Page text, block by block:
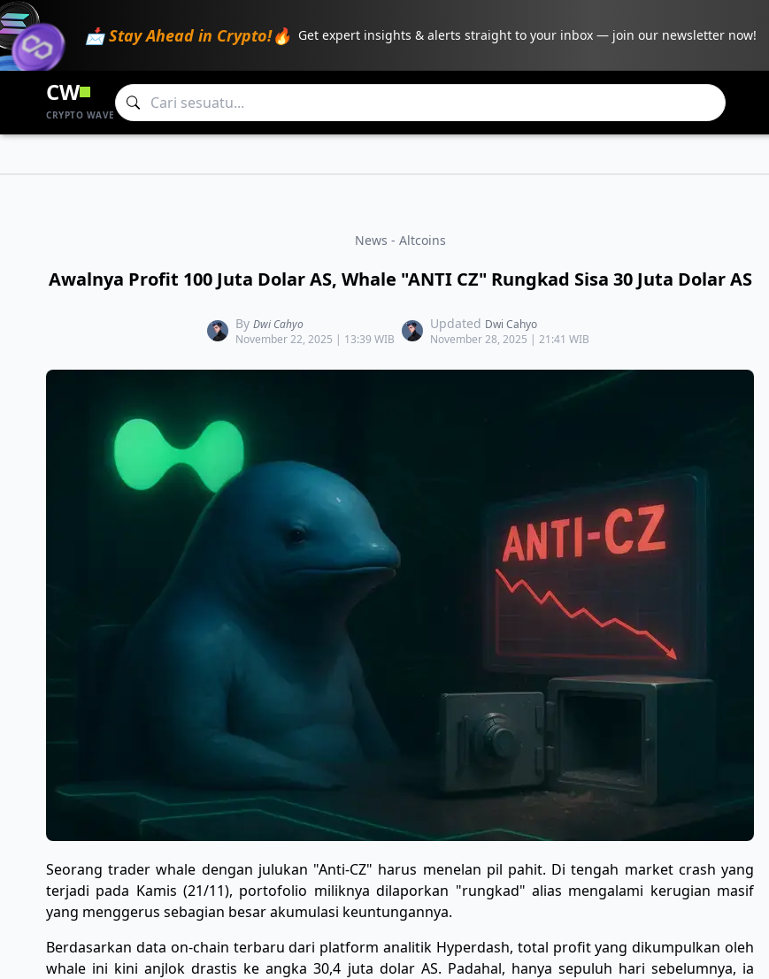
📩 Stay Ahead in Crypto!🔥 Get expert insights & alerts straight to your inbox — join our newsletter now!
CW
CRYPTO WAVE
News - Altcoins
Awalnya Profit 100 Juta Dolar AS, Whale "ANTI CZ" Rungkad Sisa 30 Juta Dolar AS
By Dwi Cahyo
November 22, 2025 | 13:39 WIB
Updated Dwi Cahyo
November 28, 2025 | 21:41 WIB
Seorang trader whale dengan julukan "Anti-CZ" harus menelan pil pahit. Di tengah market crash yang
terjadi pada Kamis (21/11), portofolio miliknya dilaporkan "rungkad" alias mengalami kerugian masif
yang menggerus sebagian besar akumulasi keuntungannya.
​Berdasarkan data on-chain terbaru dari platform analitik Hyperdash, total profit yang dikumpulkan oleh
whale ini kini anjlok drastis ke angka 30,4 juta dolar AS. Padahal, hanya sepuluh hari sebelumnya, ia